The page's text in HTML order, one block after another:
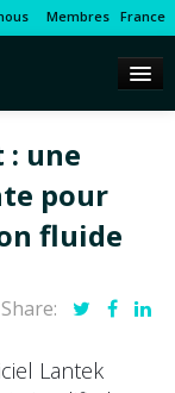
Membres France
une
pour
fluide
Share:
Lantek